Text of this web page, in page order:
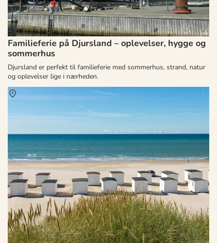
Familieferie på Djursland – oplevelser, hygge og
sommerhus
Djursland er perfekt til familieferie med sommerhus, strand, natur
og oplevelser lige i nærheden.